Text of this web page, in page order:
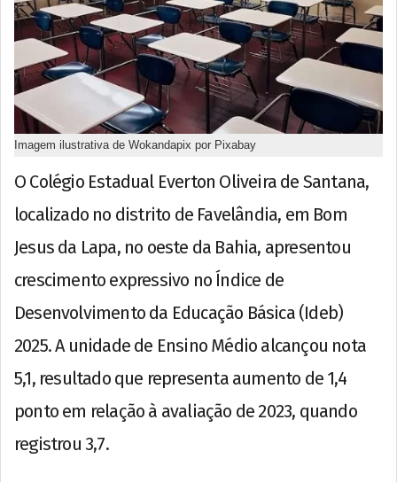
Imagem ilustrativa de Wokandapix por Pixabay
O Colégio Estadual Everton Oliveira de Santana,
localizado no distrito de Favelândia, em Bom
Jesus da Lapa, no oeste da Bahia, apresentou
crescimento expressivo no Índice de
Desenvolvimento da Educação Básica (Ideb)
2025. A unidade de Ensino Médio alcançou nota
5,1, resultado que representa aumento de 1,4
ponto em relação à avaliação de 2023, quando
registrou 3,7.